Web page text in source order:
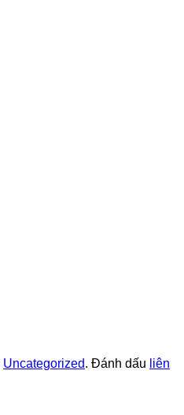
Uncategorized. Đánh dấu liên